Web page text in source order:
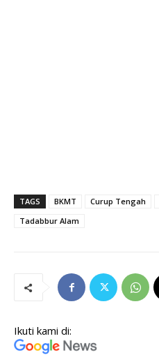
TAGS BKMT Curup Tengah
Tadabbur Alam
Ikuti kami di: